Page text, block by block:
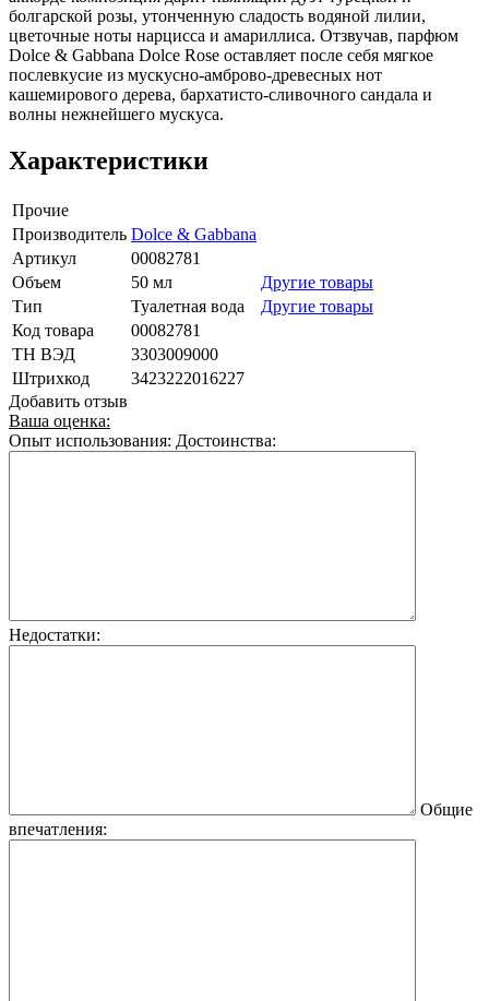
болгарской розы, утонченную сладость водяной лилии,
цветочные ноты нарцисса и амариллиса. Отзвучав, парфюм
Dolce & Gabbana Dolce Rose оставляет после себя мягкое
послевкусие из мускусно-амброво-древесных нот
кашемирового дерева, бархатисто-сливочного сандала и
волны нежнейшего мускуса.
Характеристики
Прочие
Производитель Dolce & Gabbana
Артикул
00082781
Объем
50 мл
Другие товары
Тип
Туалетная вода
Другие товары
Код товара
00082781
ТН ВЭД
3303009000
Штрихкод
3423222016227
Добавить отзыв
Ваша оценка:
Опыт использования: Достоинства:
Недостатки:
Общие
впечатления: